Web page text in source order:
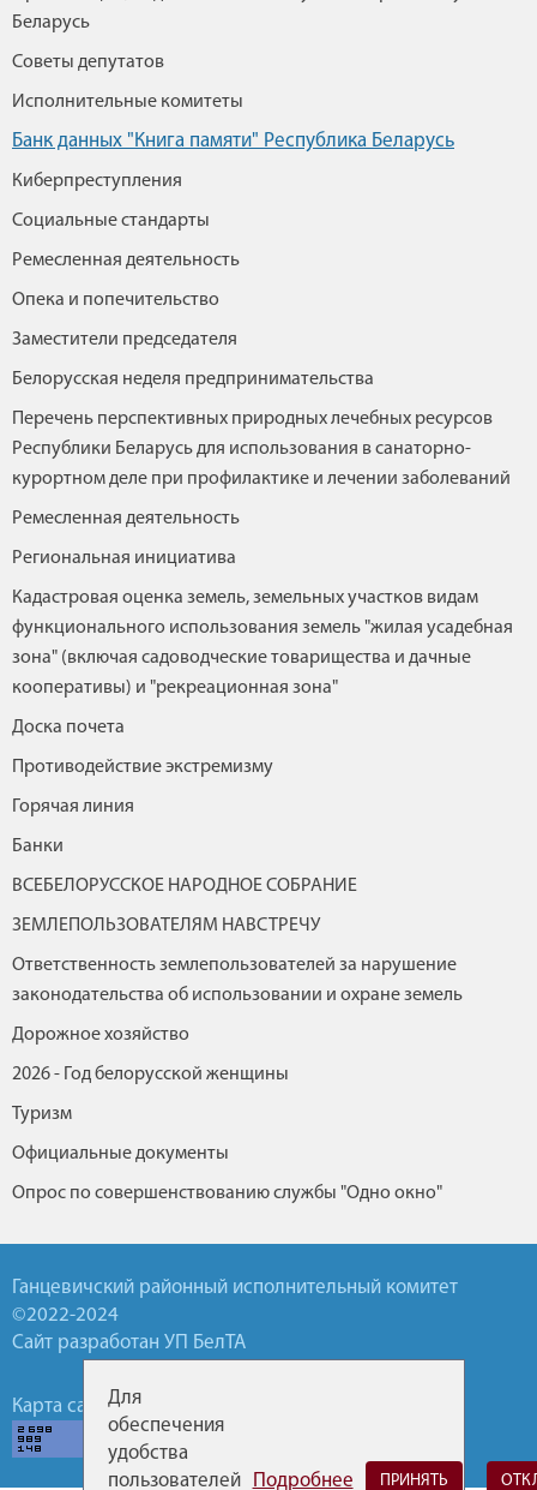
Беларусь
Советы депутатов
Исполнительные комитеты
Банк данных "Книга памяти" Республика Беларусь
Киберпреступления
Социальные стандарты
Ремесленная деятельность
Опека и попечительство
Заместители председателя
Белорусская неделя предпринимательства
Перечень перспективных природных лечебных ресурсов
Республики Беларусь для использования в санаторно-
курортном деле при профилактике и лечении заболеваний
Ремесленная деятельность
Региональная инициатива
Кадастровая оценка земель, земельных участков видам
функционального использования земель "жилая усадебная
зона" (включая садоводческие товарищества и дачные
кооперативы) и "рекреационная зона"
Доска почета
Противодействие экстремизму
Горячая линия
Банки
ВСЕБЕЛОРУССКОЕ НАРОДНОЕ СОБРАНИЕ
ЗЕМЛЕПОЛЬЗОВАТЕЛЯМ НАВСТРЕЧУ
Ответственность землепользователей за нарушение
законодательства об использовании и охране земель
Дорожное хозяйство
2026 - Год белорусской женщины
Туризм
Официальные документы
Опрос по совершенствованию службы "Одно окно"
Ганцевичский районный исполнительный комитет
©2022-2024
Сайт разработан УП БелТА
Карта сайта Обратная связь
Для
обеспечения
удобства
пользователей
Подробнее ПРИНЯТЬ